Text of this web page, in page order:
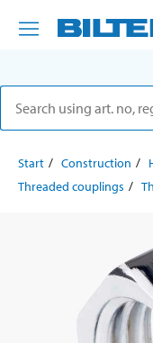
Start Construction
Threaded couplings